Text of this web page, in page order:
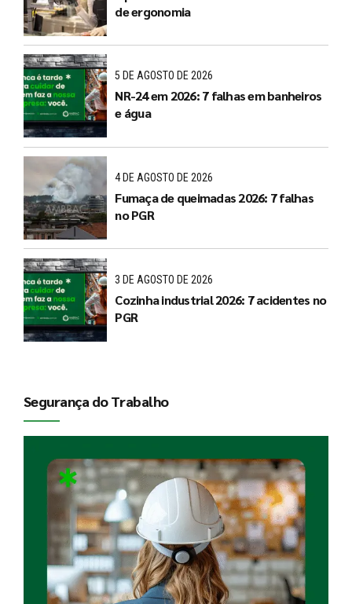
de ergonomia
5 DE AGOSTO DE 2026
NR-24 em 2026: 7 falhas em banheiros
e água
4 DE AGOSTO DE 2026
Fumaça de queimadas 2026: 7 falhas
no PGR
3 DE AGOSTO DE 2026
Cozinha industrial 2026: 7 acidentes no
PGR
Segurança do Trabalho